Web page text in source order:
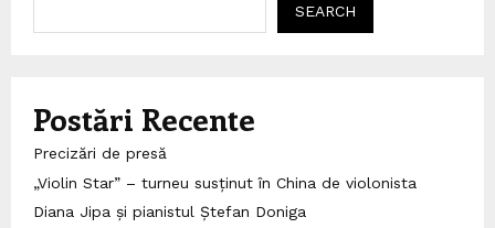
SEARCH
Postări Recente
Precizări de presă
„Violin Star” – turneu susținut în China de violonista
Diana Jipa și pianistul Ștefan Doniga